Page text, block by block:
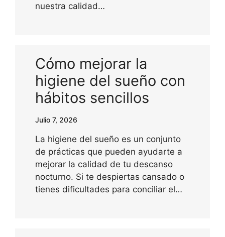
nuestra calidad…
Cómo mejorar la
higiene del sueño con
hábitos sencillos
Julio 7, 2026
La higiene del sueño es un conjunto
de prácticas que pueden ayudarte a
mejorar la calidad de tu descanso
nocturno. Si te despiertas cansado o
tienes dificultades para conciliar el…